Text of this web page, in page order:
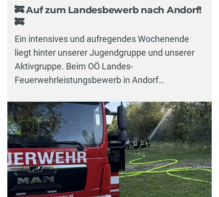
🚒 Auf zum Landesbewerb nach Andorf!
🚒
Ein intensives und aufregendes Wochenende
liegt hinter unserer Jugendgruppe und unserer
Aktivgruppe. Beim OÖ Landes-
Feuerwehrleistungsbewerb in Andorf…